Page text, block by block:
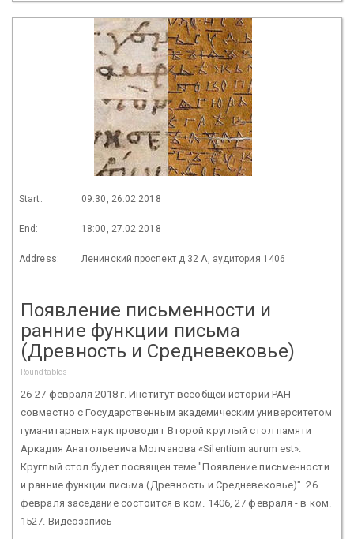
Start: 09:30, 26.02.2018
End: 18:00, 27.02.2018
Address: Ленинский проспект д.32 А, аудитория 1406
Появление письменности и
ранние функции письма
(Древность и Средневековье)
Roundtables
26-27 февраля 2018 г. Институт всеобщей истории РАН
совместно с Государственным академическим университетом
гуманитарных наук проводит Второй круглый стол памяти
Аркадия Анатольевича Молчанова «Silentium aurum est».
Круглый стол будет посвящен теме "Появление письменности
и ранние функции письма (Древность и Средневековье)". 26
февраля заседание состоится в ком. 1406, 27 февраля - в ком.
1527. Видеозапись